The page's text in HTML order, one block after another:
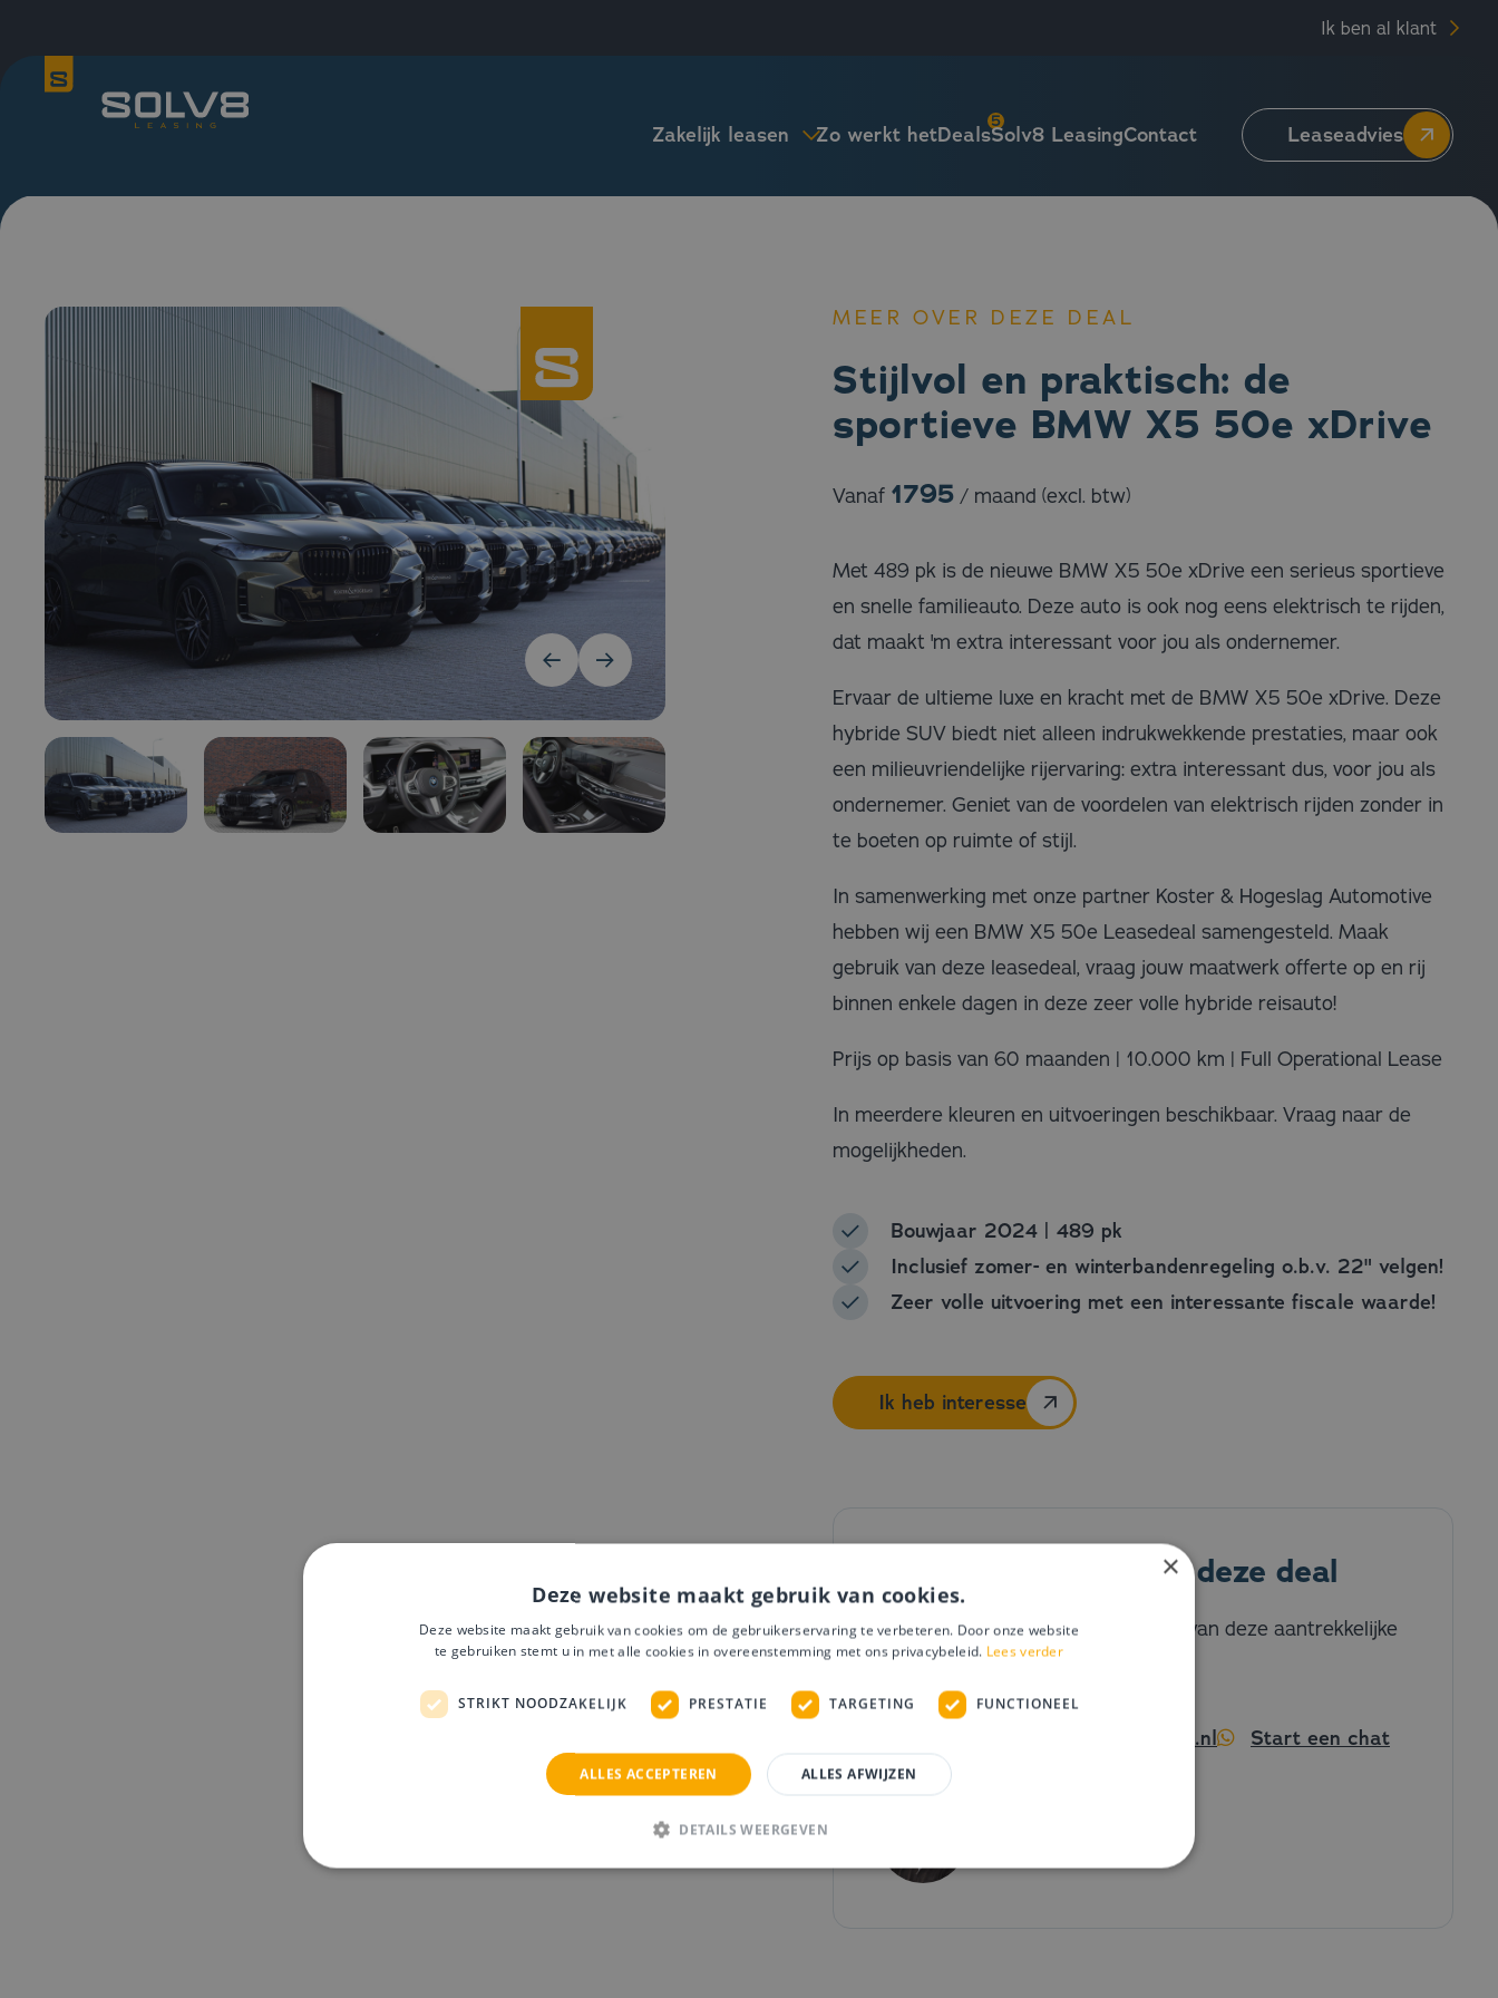
Ik ben al klant
Zakelijk leasen Zo werkt hetDeals
5
Solv8 LeasingContact Leaseadvies
MEER OVER DEZE DEAL
Stijlvol en praktisch: de
sportieve BMW X5 50e xDrive
Vanaf 1795 / maand (excl. btw)
Met 489 pk is de nieuwe BMW X5 50e xDrive een serieus sportieve
en snelle familieauto. Deze auto is ook nog eens elektrisch te rijden,
dat maakt 'm extra interessant voor jou als ondernemer.
Ervaar de ultieme luxe en kracht met de BMW X5 50e xDrive. Deze
hybride SUV biedt niet alleen indrukwekkende prestaties, maar ook
een milieuvriendelijke rijervaring: extra interessant dus, voor jou als
ondernemer. Geniet van de voordelen van elektrisch rijden zonder in
te boeten op ruimte of stijl.
In samenwerking met onze partner Koster & Hogeslag Automotive
hebben wij een BMW X5 50e Leasedeal samengesteld. Maak
gebruik van deze leasedeal, vraag jouw maatwerk offerte op en rij
binnen enkele dagen in deze zeer volle hybride reisauto!
Prijs op basis van 60 maanden | 10.000 km | Full Operational Lease
In meerdere kleuren en uitvoeringen beschikbaar. Vraag naar de
mogelijkheden.
Bouwjaar 2024 | 489 pk
Inclusief zomer- en winterbandenregeling o.b.v. 22" velgen!
Zeer volle uitvoering met een interessante fiscale waarde!
Ik heb interesse
Vertel mij meer over deze deal
Enthousiast geworden bij het zien van deze aantrekkelijke
deal? We horen graag van je!
info@solv8.nl Start een chat
×
Deze website maakt gebruik van cookies.
Deze website maakt gebruik van cookies om de gebruikerservaring te verbeteren. Door onze website
te gebruiken stemt u in met alle cookies in overeenstemming met ons privacybeleid. Lees verder
STRIKT NOODZAKELIJK PRESTATIE TARGETING FUNCTIONEEL
ALLES ACCEPTEREN ALLES AFWIJZEN
DETAILS WEERGEVEN